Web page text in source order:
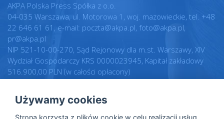
AKPA Polska Press Spółka z o.o.
04-035 Warszawa, ul. Motorowa 1, woj. mazowieckie, tel. +48
22 646 61 61, e-mail: poczta@akpa.pl, foto@akpa.pl,
pr@akpa.pl
NIP 521-10-00-270, Sąd Rejonowy dla m.st. Warszawy, XIV
Wydział Gospodarczy KRS 0000023945, Kapitał zakładowy
516.900,00 PLN (w całości opłacony)
Regulamin Realizacja:
Używamy cookies
Strona korzysta z plików cookie w celu realizacji usług